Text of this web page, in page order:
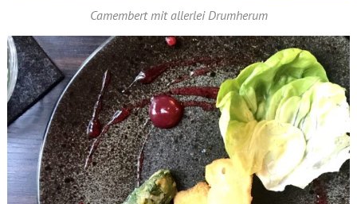
Camembert mit allerlei Drumherum